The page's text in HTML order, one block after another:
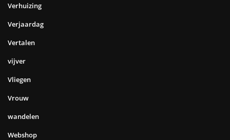
Verhuizing
Verjaardag
Vertalen
vijver
Vliegen
Vrouw
wandelen
Webshop